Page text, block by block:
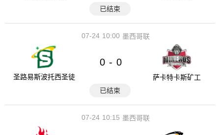
已结束
10:00
07-24 墨西哥联
圣路易斯波托西圣徒
0 - 0
萨卡特卡斯矿工
已结束
10:15
07-24 墨西哥联